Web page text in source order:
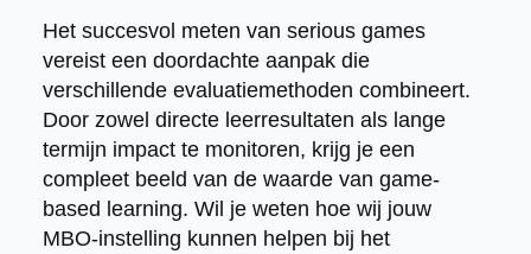
Het succesvol meten van serious games
vereist een doordachte aanpak die
verschillende evaluatiemethoden combineert.
Door zowel directe leerresultaten als lange
termijn impact te monitoren, krijg je een
compleet beeld van de waarde van game-
based learning. Wil je weten hoe wij jouw
MBO-instelling kunnen helpen bij het